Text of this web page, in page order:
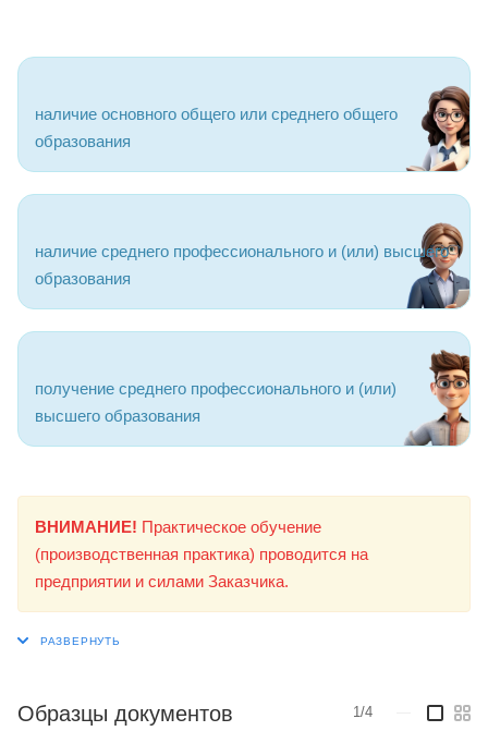
наличие основного общего или среднего общего
образования
наличие среднего профессионального и (или) высшего
образования
получение среднего профессионального и (или)
высшего образования
ВНИМАНИЕ! Практическое обучение
(производственная практика) проводится на
предприятии и силами Заказчика.
Образцы документов 1/4